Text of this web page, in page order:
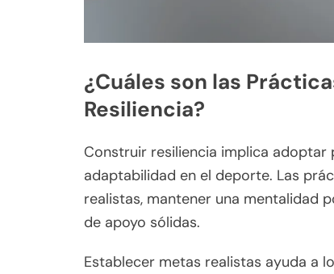
¿Cuáles son las
Resiliencia?
Construir resiliencia implica
adaptabilidad en el deporte. Las
realistas, mantener una mentalidad
de apoyo sólidas.
Establecer metas realistas ayuda a